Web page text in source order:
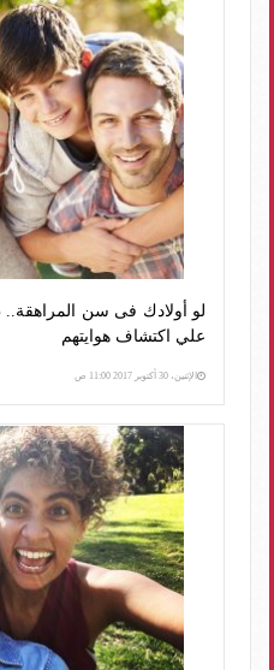
لو أولادك فى سن
علي اكتشاف هوايتهم
الإثنين، 30 أكتوبر 2017 11:00 ص